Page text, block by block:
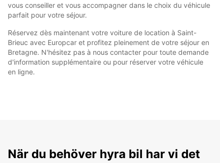
vous conseiller et vous accompagner dans le choix du véhicule
parfait pour votre séjour.
Réservez dès maintenant votre voiture de location à Saint-
Brieuc avec Europcar et profitez pleinement de votre séjour en
Bretagne. N'hésitez pas à nous contacter pour toute demande
d'information supplémentaire ou pour réserver votre véhicule
en ligne.
När du behöver hyra bil har vi det